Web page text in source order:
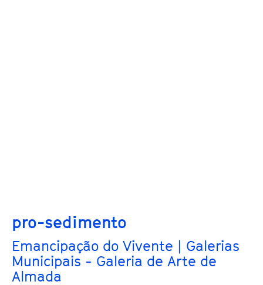
pro-sedimento
Emancipação do Vivente | Galerias
Municipais - Galeria de Arte de
Almada